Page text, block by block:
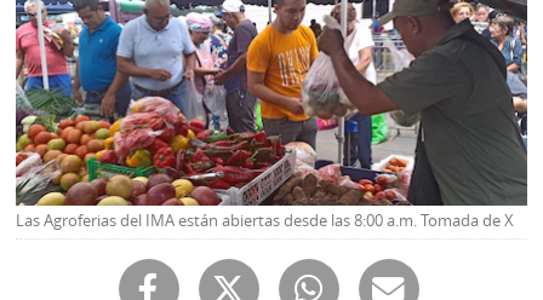
Tecnología
Ponle
la
Firma
Videos
Fe
de
erratas
Historias
Las Agroferias del IMA están abiertas desde las 8:00 a.m. Tomada de X